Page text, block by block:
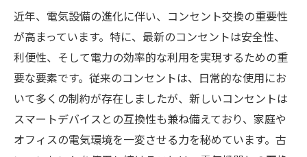
環境を手に入れる
業界のトレンドを探る！電気工事現場でのコン
セント交換の重要性
未来を見据えた選択：最先端コンセントで安全
なライフスタイルを実現
近年、電気設備の進化に伴い、コンセント交換の重要性
が高まっています。特に、最新のコンセントは安全性、
利便性、そして電力の効率的な利用を実現するための重
要な要素です。従来のコンセントは、日常的な使用にお
いて多くの制約が存在しましたが、新しいコンセントは
スマートデバイスとの互換性も兼ね備えており、家庭や
オフィスの電気環境を一変させる力を秘めています。古